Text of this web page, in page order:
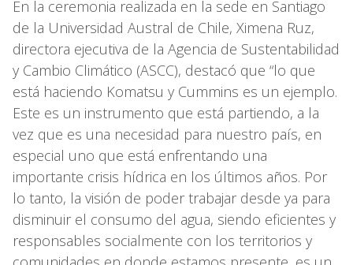
En la ceremonia realizada en la sede en Santiago
de la Universidad Austral de Chile, Ximena Ruz,
directora ejecutiva de la Agencia de Sustentabilidad
y Cambio Climático (ASCC), destacó que “lo que
está haciendo Komatsu y Cummins es un ejemplo.
Este es un instrumento que está partiendo, a la
vez que es una necesidad para nuestro país, en
especial uno que está enfrentando una
importante crisis hídrica en los últimos años. Por
lo tanto, la visión de poder trabajar desde ya para
disminuir el consumo del agua, siendo eficientes y
responsables socialmente con los territorios y